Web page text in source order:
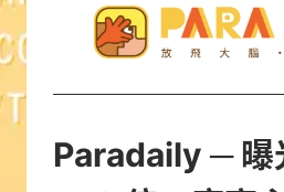
Paradaily─ 曝